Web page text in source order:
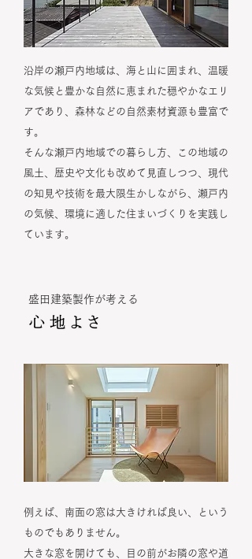
沿岸の瀬戸内地域は、海と山に囲まれ、温暖
な気候と豊かな自然に恵まれた穏やかなエリ
アであり、森林などの自然素材資源も豊富で
す。
そんな瀬戸内地域での暮らし方、この地域の
風土、歴史や文化も改めて見直しつつ、現代
の知見や技術を最大限生かしながら、瀬戸内
の気候、環境に適した住まいづくりを実践し
ています。
盛田建築製作が考える
例えば、南面の窓は大きければ良い、という
ものでもありません。
大きな窓を開けても、目の前がお隣の窓や道